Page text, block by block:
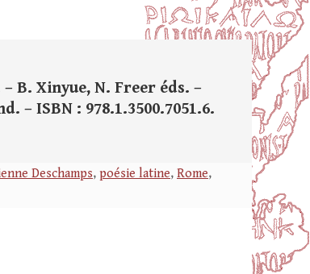
B. Xinyue, N. Freer éds. –
– ISBN : 978.1.3500.7051.6.
Deschamps, poésie latine, Rome,